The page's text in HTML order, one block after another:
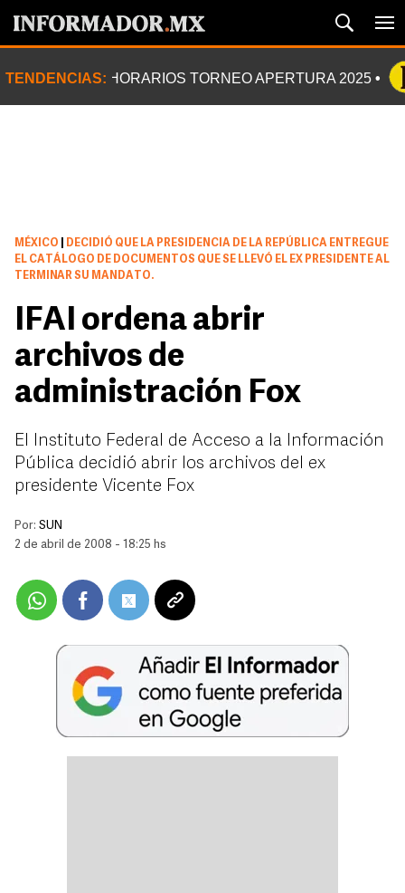
TENDENCIAS: HORARIOS TORNEO APERTURA 2025
MÉXICO
DECIDIÓ QUE LA PRESIDENCIA DE LA REPÚBLICA ENTREGUE
EL CATÁLOGO DE DOCUMENTOS QUE SE LLEVÓ EL EX PRESIDENTE AL
TERMINAR SU MANDATO.
IFAI ordena abrir
archivos de
administración Fox
El Instituto Federal de Acceso a la Información
Pública decidió abrir los archivos del ex
presidente Vicente Fox
Por: SUN
2 de abril de 2008 - 18:25 hs